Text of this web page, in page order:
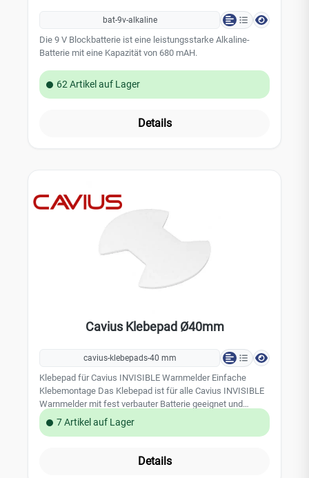
bat-9v-alkaline
Die 9 V Blockbatterie ist eine leistungsstarke Alkaline-
Batterie mit eine Kapazität von 680 mAH.
62 Artikel auf Lager
Details
Cavius Klebepad Ø40mm
cavius-klebepads-40 mm
Klebepad für Cavius INVISIBLE Warnmelder Einfache
Klebemontage Das Klebepad ist für alle Cavius INVISIBLE
Warnmelder mit fest verbauter Batterie geeignet und
ersetzt den Klebesockel 40 mm von Cavius.Das Pad wird
einfach auf den originalen Montagesockel von Cavius
der Montagesockel einfach und schnell an der Decke
7 Artikel auf Lager
Details